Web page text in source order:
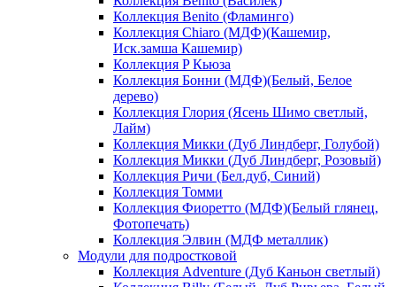
Коллекция Benito (Фламинго)
Коллекция Chiaro (МДФ)(Кашемир,
Иск.замша Кашемир)
Коллекция P Кьюза
Коллекция Бонни (МДФ)(Белый, Белое
дерево)
Коллекция Глория (Ясень Шимо светлый,
Лайм)
Коллекция Микки (Дуб Линдберг, Голубой)
Коллекция Микки (Дуб Линдберг, Розовый)
Коллекция Ричи (Бел.дуб, Синий)
Коллекция Томми
Коллекция Фиоретто (МДФ)(Белый глянец,
Фотопечать)
Коллекция Элвин (МДФ металлик)
Модули для подростковой
Коллекция Adventure (Дуб Каньон светлый)